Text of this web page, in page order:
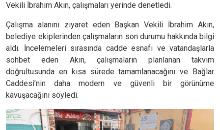
Vekili İbrahim Akın, çalışmaları yerinde denetledi.
Çalışma alanını ziyaret eden Başkan Vekili İbrahim Akın,
belediye ekiplerinden çalışmaların son durumu hakkında bilgi
aldı. İncelemeleri sırasında cadde esnafı ve vatandaşlarla
sohbet eden Akın, çalışmaların planlanan takvim
doğrultusunda en kısa sürede tamamlanacağını ve Bağlar
Caddesi’nin daha modern ve güvenli bir görünüme
kavuşacağını söyledi.